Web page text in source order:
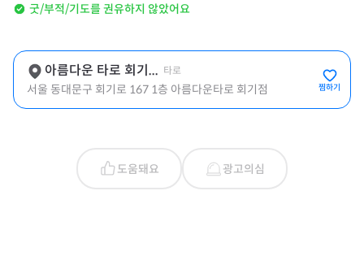
굿/부적/기도를 권유하지 않았어요
아름다운 타로 회기... 타로
서울 동대문구 회기로 167 1층 아름다운타로 회기점 찜하기
도움돼요 광고의심